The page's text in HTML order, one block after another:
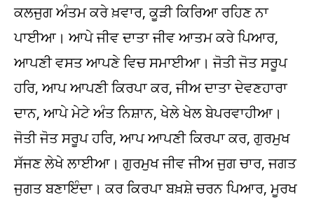
ਕਲਜੁਗ ਅੰਤਮ ਕਰੇ ਖ਼ਵਾਰ, ਕੂੜੀ ਕਿਰਿਆ ਰਹਿਣ ਨਾ
ਪਾਈਆ। ਆਪੇ ਜੀਵ ਦਾਤਾ ਜੀਵ ਆਤਮ ਕਰੇ ਪਿਆਰ,
ਆਪਣੀ ਵਸਤ ਆਪਣੇ ਵਿਚ ਸਮਾਈਆ। ਜੋਤੀ ਜੋਤ ਸਰੂਪ
ਹਰਿ, ਆਪ ਆਪਣੀ ਕਿਰਪਾ ਕਰ, ਜੀਅ ਦਾਤਾ ਦੇਵਣਹਾਰਾ
ਦਾਨ, ਆਪੇ ਮੇਟੇ ਅੰਤ ਨਿਸ਼ਾਨ, ਖੇਲੇ ਖੇਲ ਬੇਪਰਵਾਹੀਆ।
ਜੋਤੀ ਜੋਤ ਸਰੂਪ ਹਰਿ, ਆਪ ਆਪਣੀ ਕਿਰਪਾ ਕਰ, ਗੁਰਮੁਖ
ਸੱਜਣ ਲੇਖੇ ਲਾਈਆ। ਗੁਰਮੁਖ ਜੀਵ ਜੀਅ ਜੁਗ ਚਾਰ, ਜਗਤ
ਜੁਗਤ ਬਣਾਇੰਦਾ। ਕਰ ਕਿਰਪਾ ਬਖ਼ਸ਼ੇ ਚਰਨ ਪਿਆਰ, ਮੂਰਖ